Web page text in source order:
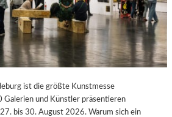
ist die größte Kunstmesse
Galerien und Künstler präsentieren
bis 30. August 2026. Warum sich ein